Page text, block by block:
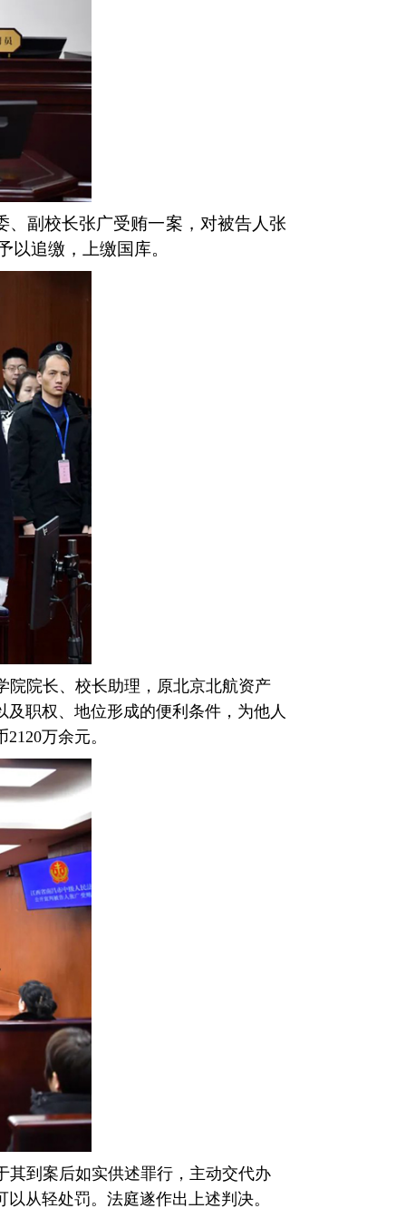
、副校长张广受贿一案，对被告人张
追缴，上缴国库。
院院长、校长助理，原北京北航资产
职权、地位形成的便利条件，为他人
万余元。
其到案后如实供述罪行，主动交代办
从轻处罚。法庭遂作出上述判决。